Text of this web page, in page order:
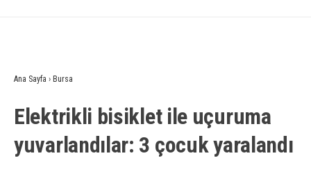
Ana Sayfa › Bursa
Elektrikli bisiklet ile uçuruma
yuvarlandılar: 3 çocuk yaralandı